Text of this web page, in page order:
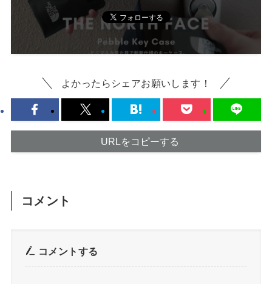
よかったらシェアお願いします！
URLをコピーする
コメント
コメントする